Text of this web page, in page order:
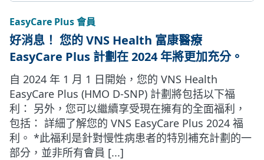
EasyCare Plus 會員
好消息！ 您的 VNS Health 富康醫療
EasyCare Plus 計劃在 2024 年將更加充分。
自 2024 年 1 月 1 日開始，您的 VNS Health
EasyCare Plus (HMO D-SNP) 計劃將包括以下福
利： 另外，您可以繼續享受現在擁有的全面福利，
包括： 詳細了解您的 VNS EasyCare Plus 2024 福
利。 *此福利是針對慢性病患者的特別補充計劃的一
部分，並非所有會員 [...]